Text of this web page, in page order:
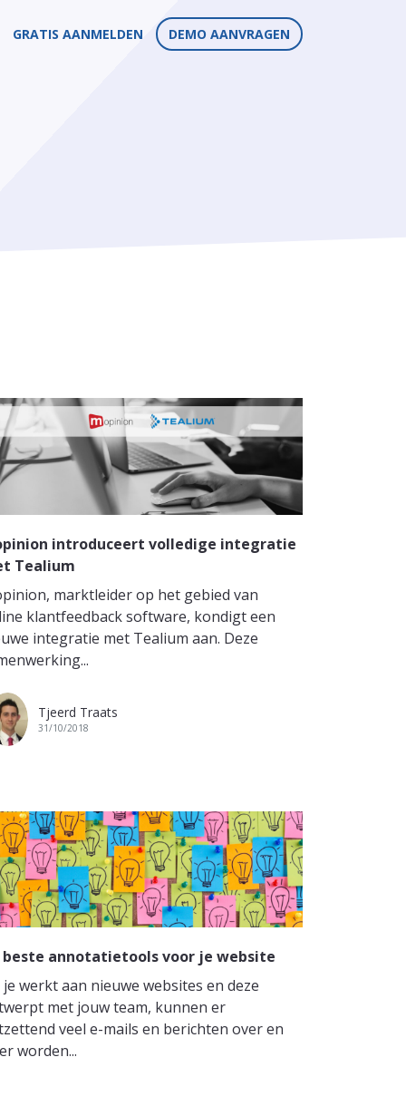
GRATIS AANMELDEN DEMO AANVRAGEN
introduceert volledige integratie
Tealium
marktleider op het gebied van
klantfeedback software, kondigt een
integratie met Tealium aan. Deze
Tjeerd Traats
31/10/2018
beste annotatietools voor je website
je werkt aan nieuwe websites en deze
met jouw team, kunnen er
veel e-mails en berichten over en
worden...